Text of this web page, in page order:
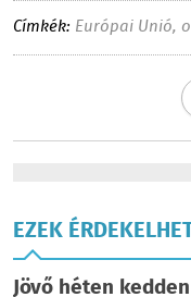
Címkék: Európai Unió,
EZEK
Jövő héten